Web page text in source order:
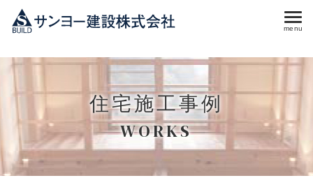
menu
住宅施工事例
WORKS